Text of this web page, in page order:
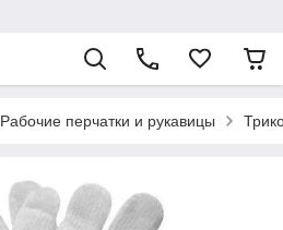
Рабочие перчатки и рукавицы